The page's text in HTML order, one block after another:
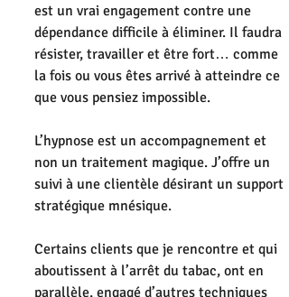
est un vrai engagement contre une
dépendance difficile à éliminer. Il faudra
résister, travailler et être fort… comme
la fois ou vous êtes arrivé à atteindre ce
que vous pensiez impossible.
L’hypnose est un accompagnement et
non un traitement magique. J’offre un
suivi à une clientèle désirant un support
stratégique mnésique.
Certains clients que je rencontre et qui
aboutissent à l’arrêt du tabac, ont en
parallèle, engagé d’autres techniques